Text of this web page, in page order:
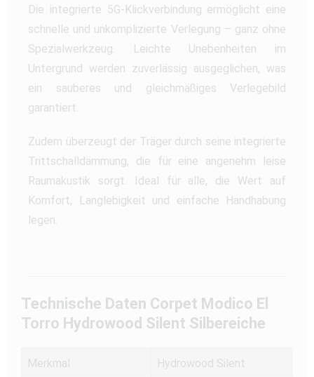
Die integrierte 5G-Klickverbindung ermöglicht eine
schnelle und unkomplizierte Verlegung – ganz ohne
Spezialwerkzeug. Leichte Unebenheiten im
Untergrund werden zuverlässig ausgeglichen, was
ein sauberes und gleichmäßiges Verlegebild
garantiert.
Zudem überzeugt der Träger durch seine integrierte
Trittschalldämmung, die für eine angenehm leise
Raumakustik sorgt. Ideal für alle, die Wert auf
Komfort, Langlebigkeit und einfache Handhabung
legen.
Technische Daten Corpet Modico El
Torro Hydrowood Silent Silbereiche
Merkmal Hydrowood Silent